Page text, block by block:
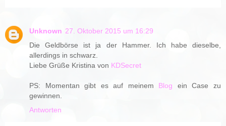
Unknown 27. Oktober 2015 um 16:29
Die Geldbörse ist ja der Hammer. Ich habe dieselbe,
allerdings in schwarz.
Liebe Grüße Kristina von KDSecret
PS: Momentan gibt es auf meinem Blog ein Case zu
gewinnen.
Antworten